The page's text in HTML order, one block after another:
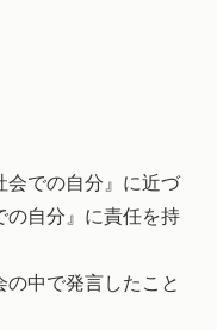
会での自分』に近づ
の自分』に責任を持
中で発言したこと